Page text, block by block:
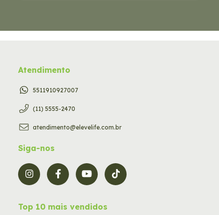
Atendimento
5511910927007
(11) 5555-2470
atendimento@elevelife.com.br
Siga-nos
Top 10 mais vendidos